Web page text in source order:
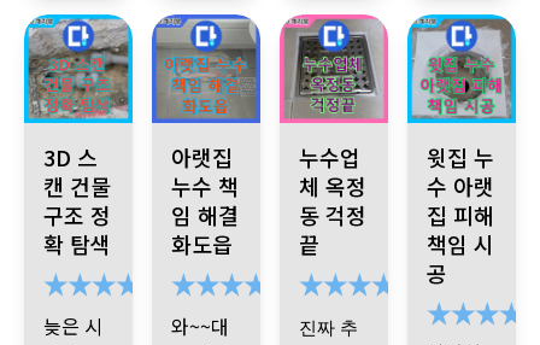
샌다길
래 처음
에 우리
집은 멀
같은데
싶었거
든요
근데 기
사님 하
시는 말
이 화장
실 배관
이나 방
수층 때
문에 밑
에집에
물새는
경우 많
아무튼
기사님
설명도
알기 쉽
께서 중
간중간
왜 이렇
게 됐고
고쳐서
관리 해
야 되는
지 너무
나 설명
주셔서
그리고
작업도
완전 깔
끔하고
섬세하
게 잘해
다 최고
의뢰를
드리게
됐습니
다.
엄청 깊
은데 묻
혀있고
누수가
세 군데
어서 오
래걸릴
줄 알았
는데 하
해 주셔
서 놀랐
습니다
마무리
도 깔끔
하게 잘
해주셔
서 공사
다음날
다시 정
상영업
할 수 있
었습니
녀갔지
만 해결
이 안되
서 힘든
수소 문
끝에 알
게 된 누
수 다잡
일한 희
망 이였
던 건 기
사님 의
검사 과
정 속에
그간 살
한 부분
들이 꾀
많았다
는 겁니
다
그러나
워낙 찾
기 힘든
곳 이였
기에 며
드디어 1
3D 스
캔 건물
구조 정
확 탐색
늦은 시
아랫집
누수 책
임 해결
화도읍
와~~대
누수업
체 옥정
동 걱정
끝
진짜 추
윗집 누
수 아랫
집 피해
책임 시
공